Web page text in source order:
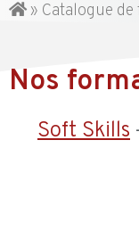
» Catalogue
Nos
Soft Skills